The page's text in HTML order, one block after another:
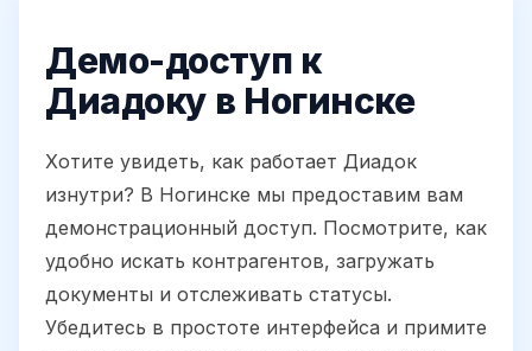
Демо-доступ к
Диадоку в Ногинске
Хотите увидеть, как работает Диадок
изнутри? В Ногинске мы предоставим вам
демонстрационный доступ. Посмотрите, как
удобно искать контрагентов, загружать
документы и отслеживать статусы.
Убедитесь в простоте интерфейса и примите